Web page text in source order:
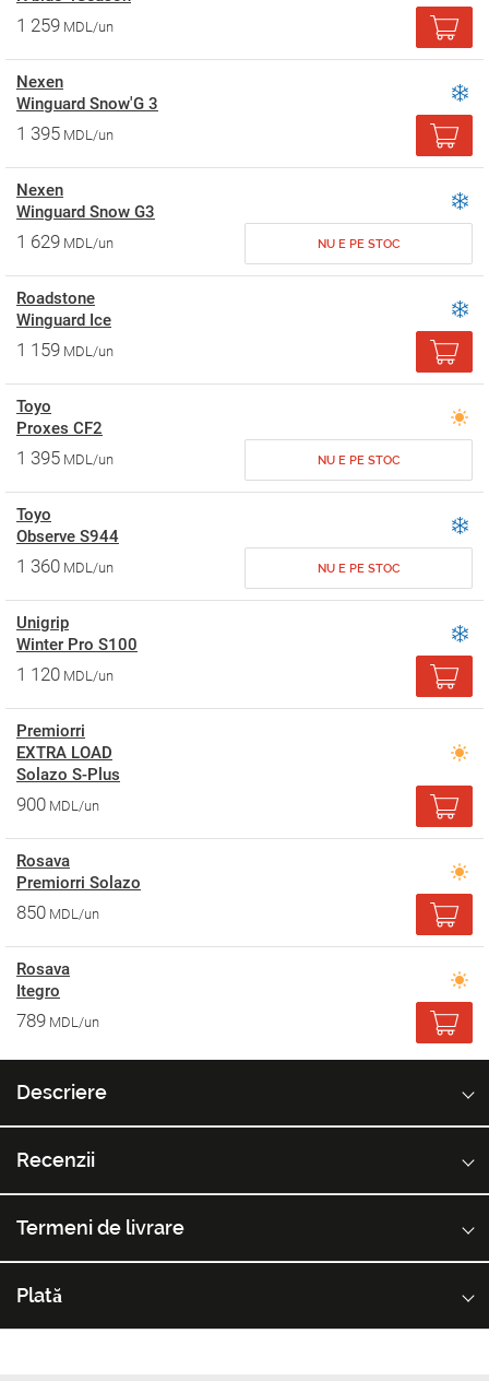
1 259 MDL/un
Nexen
Winguard Snow'G 3
1 395 MDL/un
Nexen
Winguard Snow G3
1 629 MDL/un NU E PE STOC
Roadstone
Winguard Ice
1 159 MDL/un
Toyo
Proxes CF2
1 395 MDL/un NU E PE STOC
Toyo
Observe S944
1 360 MDL/un NU E PE STOC
Unigrip
Winter Pro S100
1 120 MDL/un
Premiorri
EXTRA LOAD
Solazo S-Plus
900 MDL/un
Rosava
Premiorri Solazo
850 MDL/un
Rosava
Itegro
789 MDL/un
Descriere
Recenzii
Termeni de livrare
Plată